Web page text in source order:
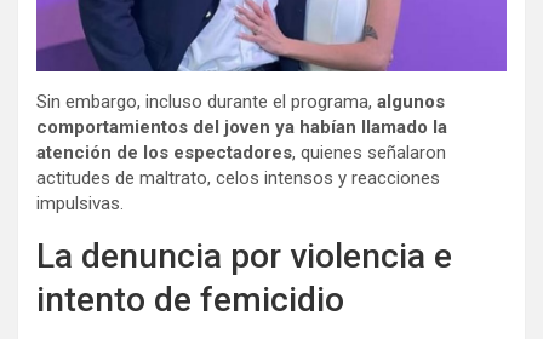
Sin embargo, incluso durante el programa, algunos
comportamientos del joven ya habían llamado la
atención de los espectadores, quienes señalaron
actitudes de maltrato, celos intensos y reacciones
impulsivas.
La denuncia por violencia e
intento de femicidio